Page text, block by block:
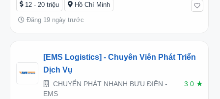
12 - 20 triệu Hồ Chí Minh
Đăng 19 ngày trước
[EMS Logistics] - Chuyên Viên Phát Triển
Dịch Vụ
CHUYỂN PHÁT NHANH BƯU ĐIỆN -
EMS
3.0 ★